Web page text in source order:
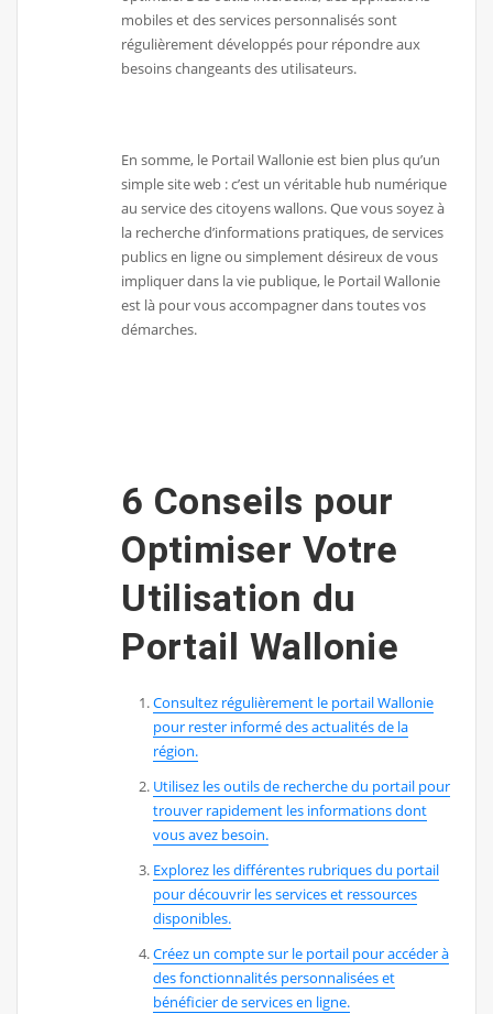
mobiles et des services personnalisés sont
régulièrement développés pour répondre aux
besoins changeants des utilisateurs.
En somme, le Portail Wallonie est bien plus qu’un
simple site web : c’est un véritable hub numérique
au service des citoyens wallons. Que vous soyez à
la recherche d’informations pratiques, de services
publics en ligne ou simplement désireux de vous
impliquer dans la vie publique, le Portail Wallonie
est là pour vous accompagner dans toutes vos
démarches.
6 Conseils pour
Optimiser Votre
Utilisation du
Portail Wallonie
Consultez régulièrement le portail Wallonie
pour rester informé des actualités de la
région.
Utilisez les outils de recherche du portail pour
trouver rapidement les informations dont
vous avez besoin.
Explorez les différentes rubriques du portail
pour découvrir les services et ressources
disponibles.
Créez un compte sur le portail pour accéder à
des fonctionnalités personnalisées et
bénéficier de services en ligne.